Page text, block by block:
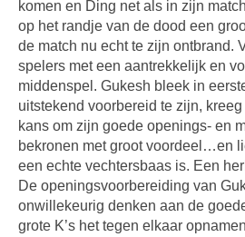
komen en Ding net als in zijn
op het randje van de dood een
de match nu echt te zijn ontbrand.
spelers met een aantrekkelijk en
middenspel. Gukesh bleek in
uitstekend voorbereid te zijn,
kans om zijn goede openings- en
bekronen met groot voordeel…en
een echte vechtersbaas is. Een
De openingsvoorbereiding van
onwillekeurig denken aan de
grote K’s het tegen elkaar